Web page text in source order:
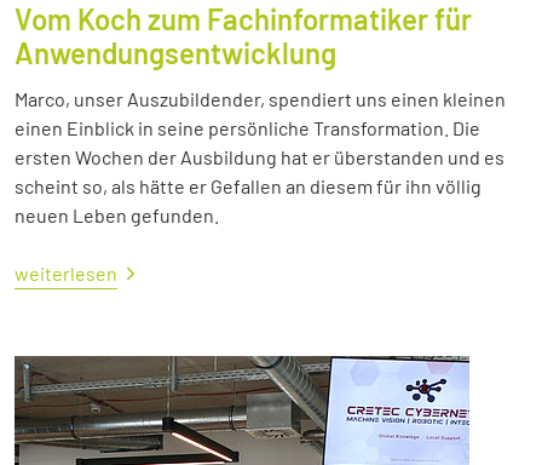
Vom Koch zum Fachinformatiker für
Anwendungsentwicklung
Marco, unser Auszubildender, spendiert uns einen kleinen
einen Einblick in seine persönliche Transformation. Die
ersten Wochen der Ausbildung hat er überstanden und es
scheint so, als hätte er Gefallen an diesem für ihn völlig
neuen Leben gefunden.
weiterlesen